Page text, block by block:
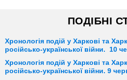
ПОДІБНІ
Хронологія подій у Харкові та
російсько-української війни. 10
Хронологія подій у Харкові та
російсько-української війни. 9